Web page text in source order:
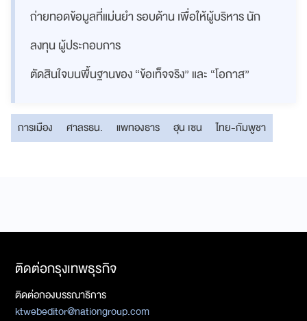
ถ่ายทอดข้อมูลที่แม่นยำ รอบด้าน เพื่อให้ผู้บริหาร นัก
ลงทุน ผู้ประกอบการ
ตัดสินใจบนพื้นฐานของ “ข้อเท็จจริง” และ “โอกาส”
การเมือง ศาลรธน. แพทองธาร ฮุน เซน ไทย-กัมพูชา
ติดต่อกรุงเทพธุรกิจ
ติดต่อกองบรรณาธิการ
ktwebeditor@nationgroup.com